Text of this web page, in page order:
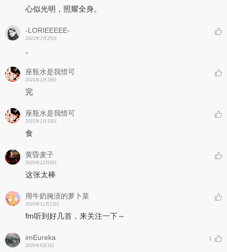
心似光明，照耀全身。
-LORIEEEEE-
2021年7月25日
。
座瓶水是我惜可
2021年1月19日
完
座瓶水是我惜可
2021年1月19日
食
黄昏麦子
2020年12月9日
这张太棒
用牛奶腌渍的萝卜菜
2020年11月23日
fm听到好几首，来关注一下～
imEureka
2020年8月3日
1